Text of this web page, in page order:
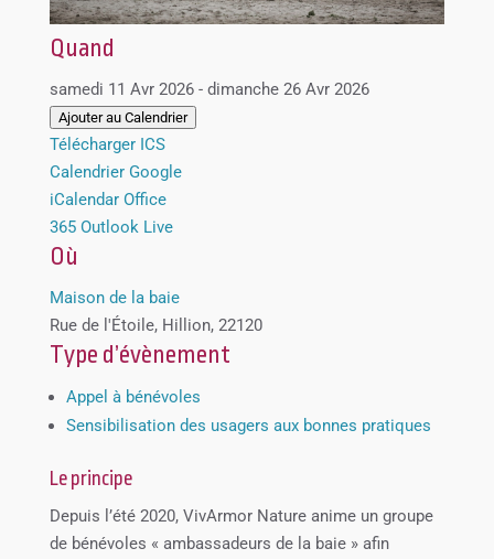
Quand
samedi 11 Avr 2026 - dimanche 26 Avr 2026
Ajouter au Calendrier
Télécharger ICS
Calendrier Google
iCalendar Office
365 Outlook Live
Où
Maison de la baie
Rue de l'Étoile, Hillion, 22120
Type d’évènement
Appel à bénévoles
Sensibilisation des usagers aux bonnes pratiques
Le principe
Depuis l’été 2020, VivArmor Nature anime un groupe
de bénévoles « ambassadeurs de la baie » afin